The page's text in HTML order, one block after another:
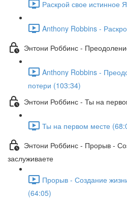
Раскрой свое истинное
Anthony Robbins -
Энтони Роббинс -
Anthony Robbins -
потери (103:34)
Энтони Роббинс - Ты на
Ты на первом месте
Энтони Роббинс - Прорыв -
заслуживаете
Прорыв - Создание
(64:05)